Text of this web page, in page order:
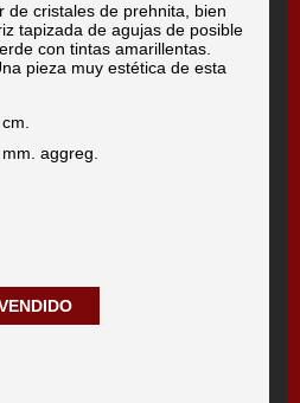
de cristales de prehnita, bien
tapizada de agujas de posible
con tintas amarillentas.
pieza muy estética de esta
aggreg.